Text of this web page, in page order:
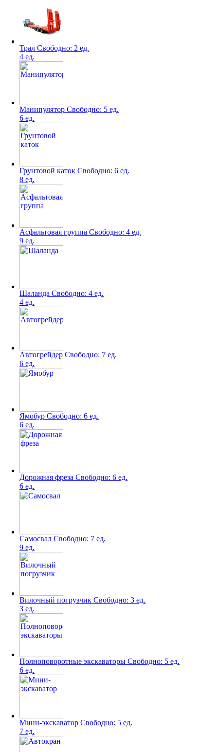
Трал Свободно: 2 ед.
4 ед.
Манипулятор Свободно: 5 ед.
6 ед.
Грунтовой каток Свободно: 6 ед.
8 ед.
Асфальтовая группа Свободно: 4 ед.
9 ед.
Шаланда Свободно: 4 ед.
4 ед.
Автогрейдер Свободно: 7 ед.
6 ед.
Ямобур Свободно: 6 ед.
6 ед.
Дорожная фреза Свободно: 6 ед.
6 ед.
Самосвал Свободно: 7 ед.
9 ед.
Вилочный погрузчик Свободно: 3 ед.
3 ед.
Полноповоротные экскаваторы Свободно: 5 ед.
6 ед.
Мини-экскаватор Свободно: 5 ед.
7 ед.